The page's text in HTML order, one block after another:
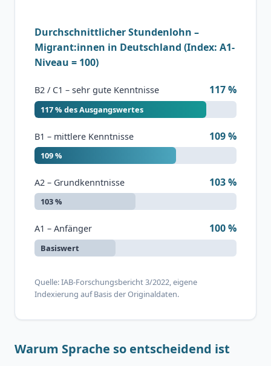
Durchschnittlicher Stundenlohn –
Migrant:innen in Deutschland (Index: A1-
Niveau = 100)
B2 / C1 – sehr gute Kenntnisse 117 %
117 % des Ausgangswertes
B1 – mittlere Kenntnisse 109 %
109 %
A2 – Grundkenntnisse 103 %
103 %
A1 – Anfänger 100 %
Basiswert
Quelle: IAB-Forschungsbericht 3/2022, eigene
Indexierung auf Basis der Originaldaten.
Warum Sprache so entscheidend ist